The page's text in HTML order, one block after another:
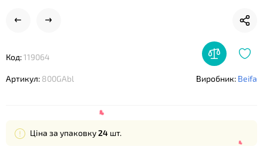
Код:119064
Артикул: 800GAbl Виробник: Beifa
Ціна за упаковку24 шт.